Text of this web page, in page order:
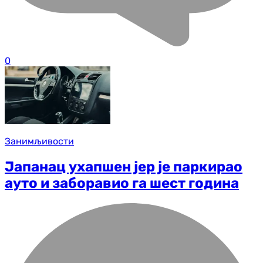
0
Занимљивости
Јапанац ухапшен јер је паркирао
ауто и заборавио га шест година